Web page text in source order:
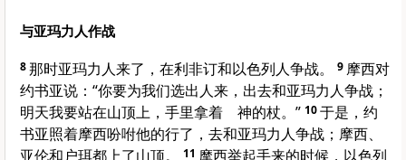
与亚玛力人作战
8那时亚玛力人来了，在利非订和以色列人争战。 9 摩西对
约书亚说：“你要为我们选出人来，出去和亚玛力人争战；
明天我要站在山顶上，手里拿着 神的杖。” 10于是，约
书亚照着摩西吩咐他的行了，去和亚玛力人争战；摩西、
亚伦和户珥都上了山顶。
11 摩西举起手来的时候，以色列